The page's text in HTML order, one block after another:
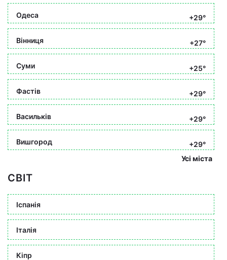
Одеса +29°
Вінниця +27°
Суми +25°
Фастів +29°
Васильків +29°
Вишгород
+29°
Усі міста
СВІТ
Іспанія
Італія
Кіпр